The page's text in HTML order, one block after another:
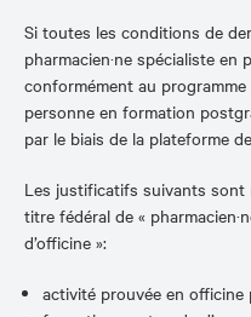
Si toutes les conditions de
pharmacien·ne spécialiste en
conformément au
personne en formation
par le biais de la plateforme
Les justificatifs suivants sont
titre fédéral de «
d’officine »:
activité prouvée en